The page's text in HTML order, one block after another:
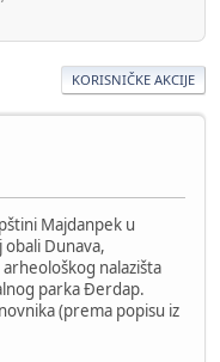
KORISNIČKE AKCIJE
Majdanpek u
Dunava,
nalazišta
parka Đerdap.
(prema popisu iz